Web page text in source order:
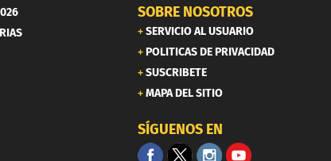
SOBRE NOSOTROS
SERVICIO AL USUARIO
POLITICAS DE PRIVACIDAD
SUSCRIBETE
MAPA DEL SITIO
SÍGUENOS EN